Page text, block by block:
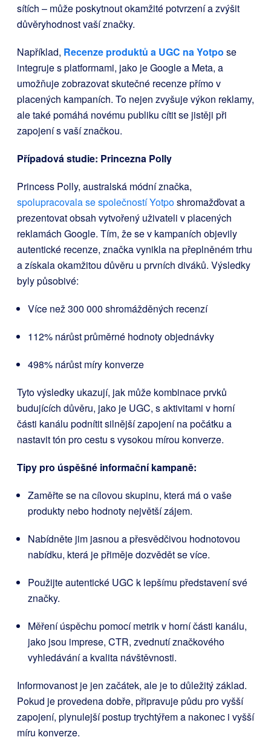
sítích – může poskytnout okamžité potvrzení a zvýšit
důvěryhodnost vaší značky.
Například, Recenze produktů a UGC na Yotpo se
integruje s platformami, jako je Google a Meta, a
umožňuje zobrazovat skutečné recenze přímo v
placených kampaních. To nejen zvyšuje výkon reklamy,
ale také pomáhá novému publiku cítit se jistěji při
zapojení s vaší značkou.
Případová studie: Princezna Polly
Princess Polly, australská módní značka,
spolupracovala se společností Yotposhromažďovat a
prezentovat obsah vytvořený uživateli v placených
reklamách Google. Tím, že se v kampaních objevily
autentické recenze, značka vynikla na přeplněném trhu
a získala okamžitou důvěru u prvních diváků. Výsledky
byly působivé:
Více než 300 000 shromážděných recenzí
112% nárůst průměrné hodnoty objednávky
498% nárůst míry konverze
Tyto výsledky ukazují, jak může kombinace prvků
budujících důvěru, jako je UGC, s aktivitami v horní
části kanálu podnítit silnější zapojení na počátku a
nastavit tón pro cestu s vysokou mírou konverze.
Tipy pro úspěšné informační kampaně:
Zaměřte se na cílovou skupinu, která má o vaše
produkty nebo hodnoty největší zájem.
Nabídněte jim jasnou a přesvědčivou hodnotovou
nabídku, která je přiměje dozvědět se více.
Použijte autentické UGC k lepšímu představení své
značky.
Měření úspěchu pomocí metrik v horní části kanálu,
jako jsou imprese, CTR, zvednutí značkového
vyhledávání a kvalita návštěvnosti.
Informovanost je jen začátek, ale je to důležitý základ.
Pokud je provedena dobře, připravuje půdu pro vyšší
zapojení, plynulejší postup trychtýřem a nakonec i vyšší
míru konverze.